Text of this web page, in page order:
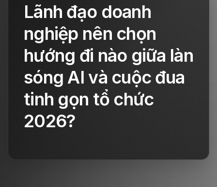
Lãnh đạo doanh
nghiệp nên chọn
hướng đi nào giữa làn
sóng AI và cuộc đua
tinh gọn tổ chức
2026?